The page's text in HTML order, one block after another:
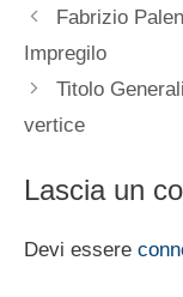
Fabrizio
Impregilo
Titolo
vertice
Lascia un
Devi essere